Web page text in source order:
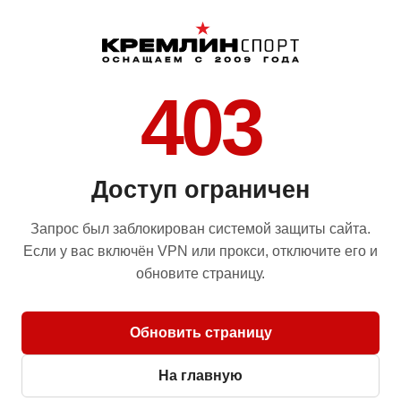
403
Доступ ограничен
Запрос был заблокирован системой защиты сайта.
Если у вас включён VPN или прокси, отключите его и
обновите страницу.
Обновить страницу
На главную